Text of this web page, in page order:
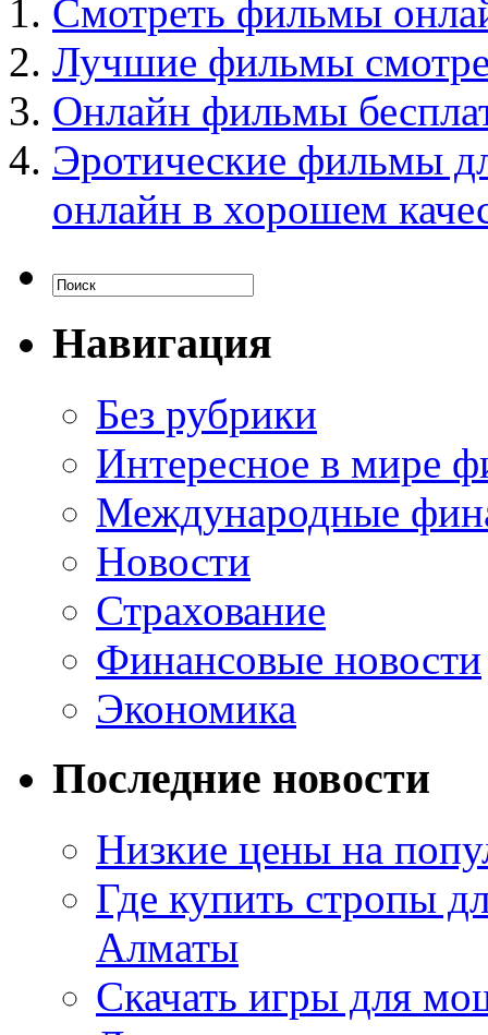
Смотреть фильмы
Лучшие фильмы
Онлайн фильмы
Эротические фильмы
онлайн в хорошем
Навигация
Без рубрики
Интересное в мире
Международные
Новости
Страхование
Финансовые новости
Экономика
Последние новости
Низкие цены на
Где купить стропы
Алматы
Скачать игры для